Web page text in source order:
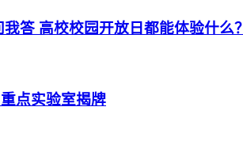
答 高校校园开放日都能体验什么？
点实验室揭牌